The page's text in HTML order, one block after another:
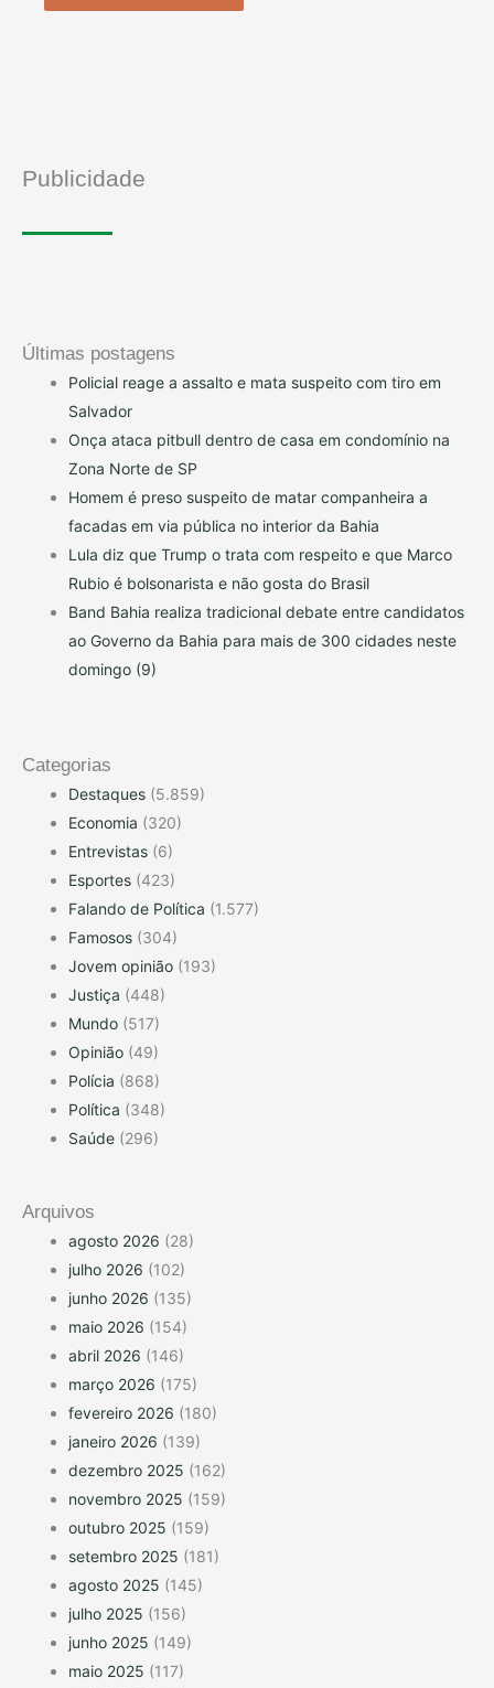
Publicidade
Últimas postagens
Policial reage a assalto e mata suspeito com tiro em
Salvador
Onça ataca pitbull dentro de casa em condomínio na
Zona Norte de SP
Homem é preso suspeito de matar companheira a
facadas em via pública no interior da Bahia
Lula diz que Trump o trata com respeito e que Marco
Rubio é bolsonarista e não gosta do Brasil
Band Bahia realiza tradicional debate entre candidatos
ao Governo da Bahia para mais de 300 cidades neste
domingo (9)
Categorias
Destaques (5.859)
Economia (320)
Entrevistas (6)
Esportes (423)
Falando de Política (1.577)
Famosos (304)
Jovem opinião (193)
Justiça (448)
Mundo (517)
Opinião (49)
Polícia (868)
Política (348)
Saúde (296)
Arquivos
agosto 2026 (28)
julho 2026 (102)
junho 2026 (135)
maio 2026 (154)
abril 2026 (146)
março 2026 (175)
fevereiro 2026 (180)
janeiro 2026 (139)
dezembro 2025 (162)
novembro 2025 (159)
outubro 2025 (159)
setembro 2025 (181)
agosto 2025 (145)
julho 2025 (156)
junho 2025 (149)
maio 2025 (117)